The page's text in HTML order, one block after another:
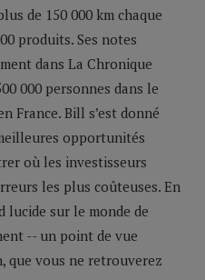
de 150 000 km chaque
produits. Ses notes
dans La Chronique
000 personnes dans le
France. Bill s’est donné
opportunités
où les investisseurs
les plus coûteuses. En
lucide sur le monde de
-- un point de vue
que vous ne retrouverez